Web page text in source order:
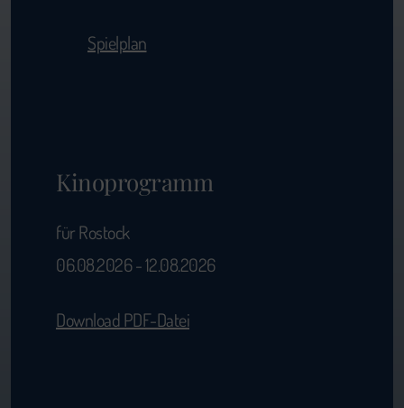
Spielplan
Kinoprogramm
für Rostock
06.08.2026 - 12.08.2026
Download PDF-Datei